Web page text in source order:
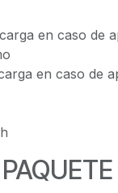
en caso de
en caso de